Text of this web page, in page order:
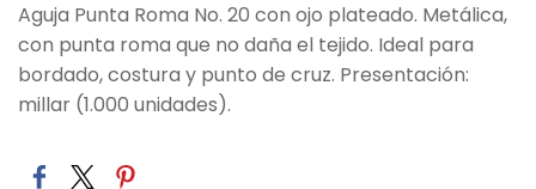
Aguja Punta Roma No. 20 con ojo plateado. Metálica,
con punta roma que no daña el tejido. Ideal para
bordado, costura y punto de cruz. Presentación:
millar (1.000 unidades).